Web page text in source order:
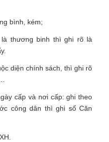
bình, kém;
thương binh thì ghi rõ là
diện chính sách, thì ghi rõ
cấp và nơi cấp: ghi theo
công dân thì ghi số Căn